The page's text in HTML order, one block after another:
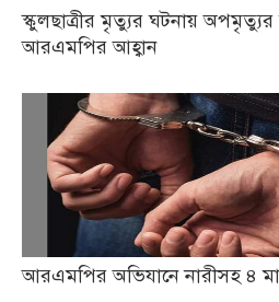
স্কুলছাত্রীর মৃত্যুর ঘটনায়
আরএমপির আহ্বান
আরএমপির অভিযানে নারীসহ ৪